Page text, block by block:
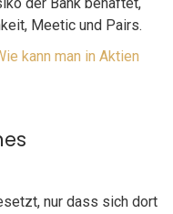
Meetic und Pairs.
kann man in Aktien
nur dass sich dort